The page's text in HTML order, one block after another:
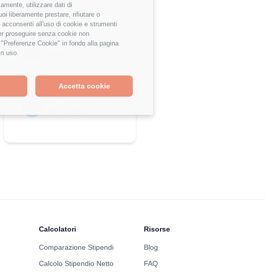
utilizzare dati di
liberamente prestare, rifiutare o
all'uso di cookie e strumenti
proseguire senza cookie non
Cookie" in fondo alla pagina
uso.
Accetta cookie
🔎 Informazioni
Livello di esperienza
Modalità di lavoro
Calcolatori
Comparazione Stipendi
Calcolo Stipendio Netto
Risorse
Blog
FAQ